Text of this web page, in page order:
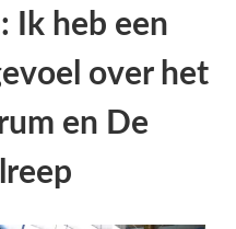
Ik heb een
over het
en De